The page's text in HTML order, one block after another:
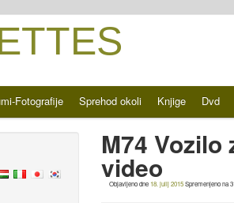
Fotografije Sprehod okoli Knjige Dvd
M74
video
Objavljeno dne 18. julij 2015Spremenjeno na